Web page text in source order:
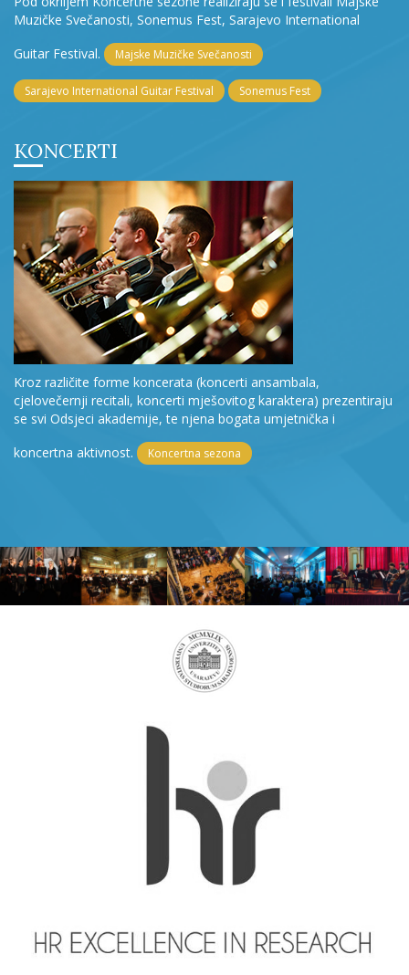
Muzičke Svečanosti, Sonemus Fest, Sarajevo International
Guitar Festival.
Majske Muzičke Svečanosti
Sarajevo International Guitar Festival Sonemus Fest
KONCERTI
Kroz različite forme koncerata (koncerti ansambala,
cjelovečernji recitali, koncerti mješovitog karaktera) prezentiraju
se svi Odsjeci akademije, te njena bogata umjetnička i
koncertna aktivnost.
Koncertna sezona